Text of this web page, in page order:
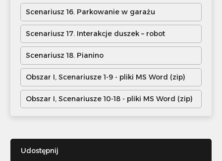
Scenariusz 16. Parkowanie w garażu
Scenariusz 17. Interakcje duszek – robot
Scenariusz 18. Pianino
Obszar I, Scenariusze 1-9 - pliki MS Word (zip)
Obszar I, Scenariusze 10-18 - pliki MS Word (zip)
Udostępnij